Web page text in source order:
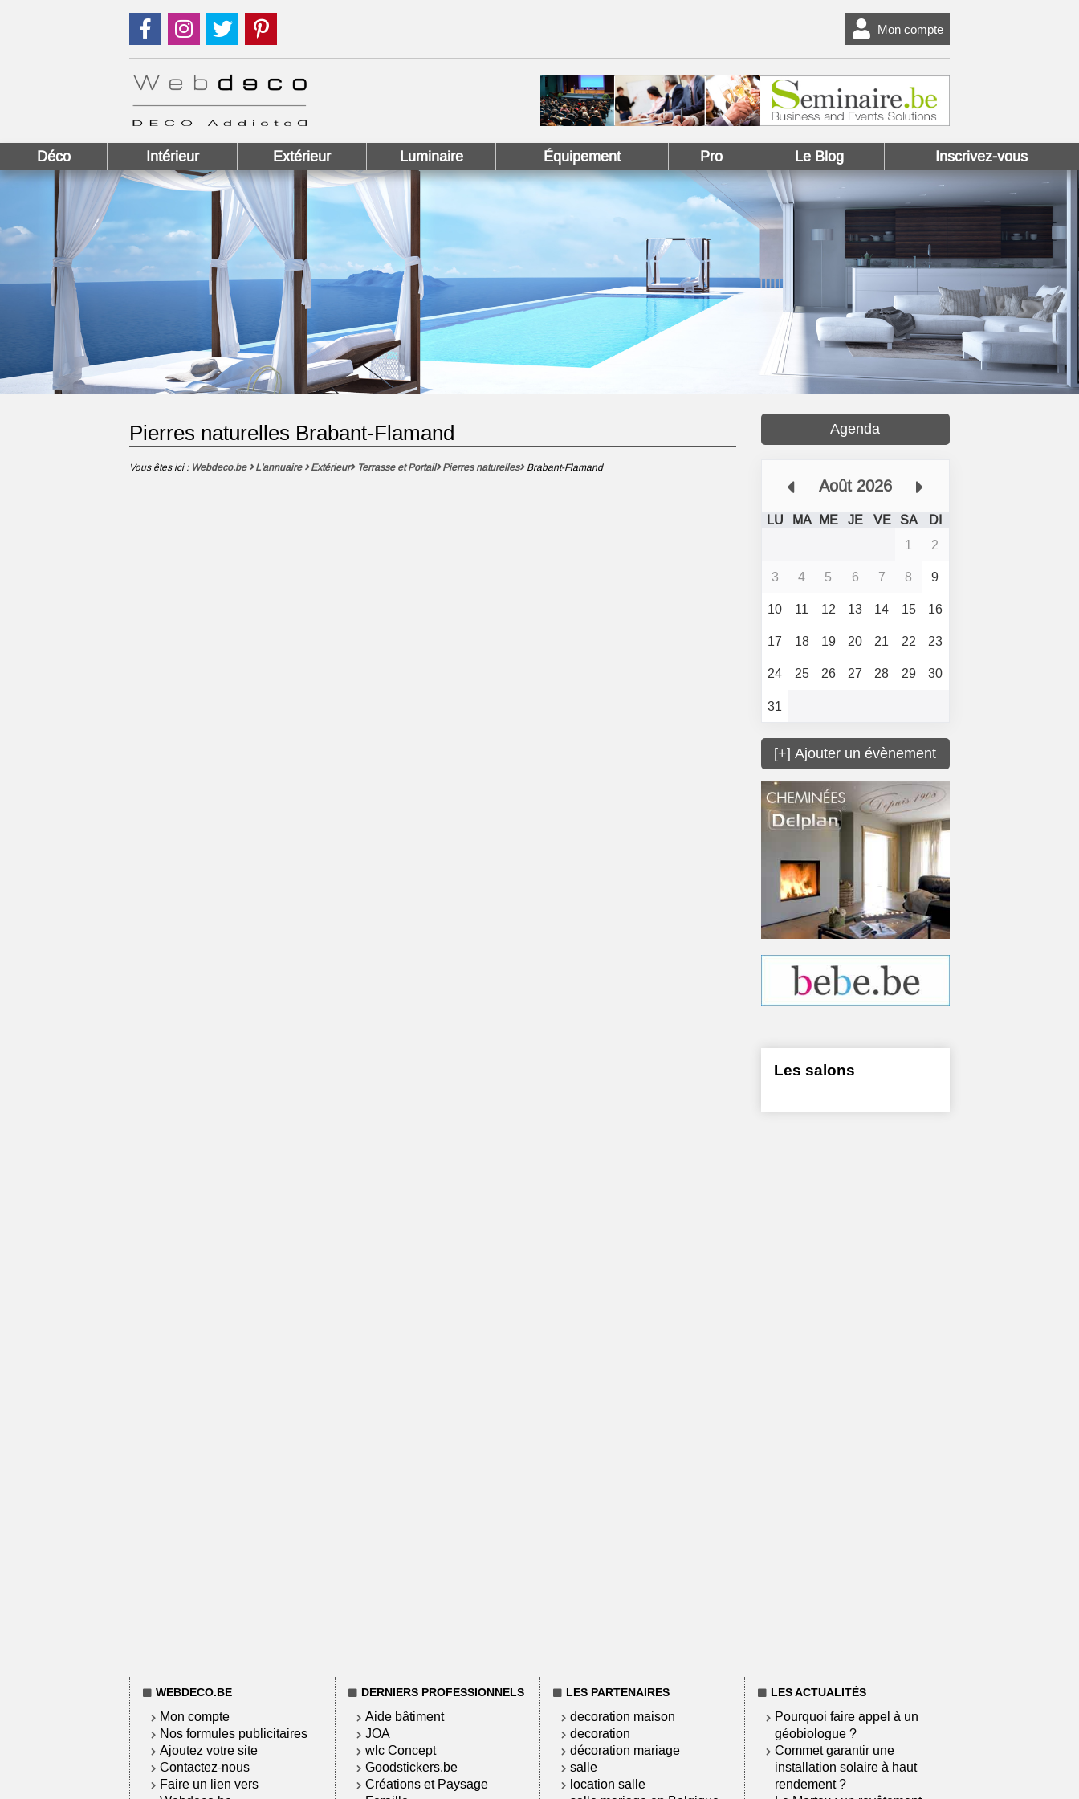
Suivez nous sur Facebook !
Suivez nous sur Instagram !
Suivez nous sur Twitter ! Mon compte
Déco Intérieur Extérieur Luminaire Équipement Pro Le Blog Inscrivez-vous
Pierres naturelles Brabant-Flamand
Vous êtes ici : Webdeco.be L'annuaire Extérieur Terrasse et Portail Pierres naturelles Brabant-Flamand
Agenda
Août 2026
LU MA ME JE VE SA
DI
1
2
3
4 5 6 7 8
9
10
11 12 13 14 15
16
17
18 19 20 21 22
23
24
25 26 27 28 29
30
31
[+] Ajouter un évènement
Les salons
WEBDECO.BE
Mon compte
Nos formules publicitaires
Ajoutez votre site
Contactez-nous
Faire un lien vers
DERNIERS PROFESSIONNELS
Aide bâtiment
JOA
wlc Concept
Goodstickers.be
Créations et Paysage
LES PARTENAIRES
decoration maison
decoration
décoration mariage
salle
location salle
LES ACTUALITÉS
Pourquoi faire appel à un
géobiologue ?
Commet garantir une
installation solaire à haut
rendement ?